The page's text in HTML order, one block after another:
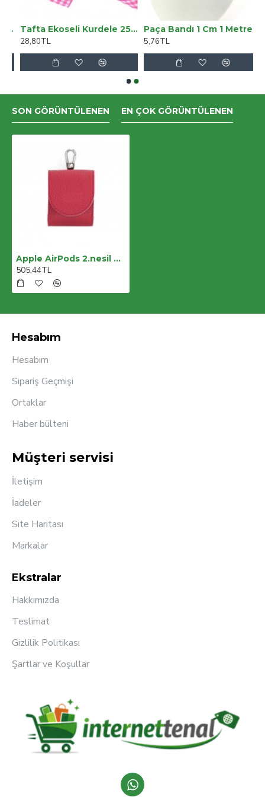
modellerimizi beğenerek kullanabilirsiniz.Türkiyeden
dünyaya açılan Bouletta markamız , 2018 sonu itibarı
ile 50den fazla ülkede sevgiyle kullanılmaktadır.
Tafta Ekoseli Kurdele 25 Mm Pembe 1 Metre
28,80TL
Paça Bandı 1 Cm 1 Metre
5,76TL
SON GÖRÜNTÜLENEN EN ÇOK GÖRÜNTÜLENEN
Apple AirPods 2.nesil Uyumlu Deri Kılıf Mai Magnet ERC2 Kırmızı
505,44TL
Hesabım
Hesabım
Sipariş Geçmişi
Ortaklar
Haber bülteni
Müşteri servisi
İletişim
İadeler
Site Haritası
Markalar
Ekstralar
Hakkımızda
Teslimat
Gizlilik Politikası
Şartlar ve Koşullar